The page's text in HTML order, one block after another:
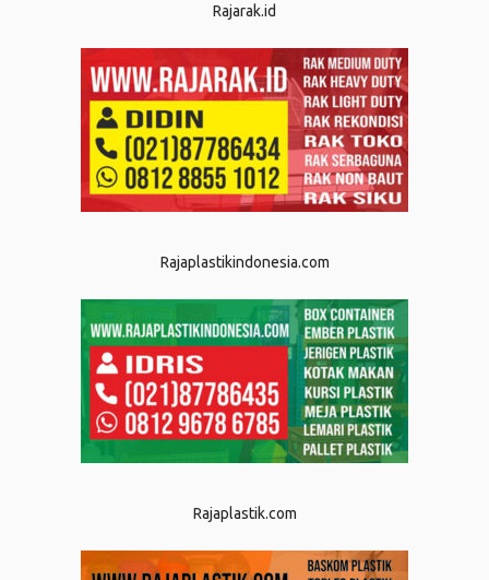
Rajarak.id
Rajaplastikindonesia.com
Rajaplastik.com